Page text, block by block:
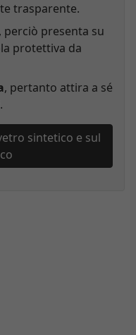
trasparente.
, perciò presenta su
protettiva da
, pertanto attira a sé
sintetico e sul